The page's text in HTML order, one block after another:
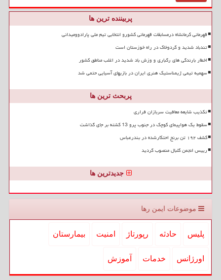
پربیننده ترین ها
قهرمانی کرمانشاه درمسابقات قهرمانی کشورو انتخابی تیم ملی پارادوومیدانی
تندباد شدید و گردوخاک در راه خوزستان است
اخطار بارندگی های رگباری و وزش باد شدید در اغلب مناطق کشور
سهمیه تیمی ژیمناستیک هنری ایران در بازیهای آسیایی حتمی شد
پربحث ترین ها
تکذیب شایعه معافیت سربازان فراری
سقوط یک هواپیمای کوچک در جنوب پرو 13 کشته بر جای گذاشت
کشف ۱۹۲ تن برنج احتکارشده در بندرعباس
رییس انجمن گلبال منصوب گردید
جدیدترین ها
موضوعات ایمن رها
پلیس حادثه رپورتاژ امنیت بیمارستان
اورژانس خدمات آموزش